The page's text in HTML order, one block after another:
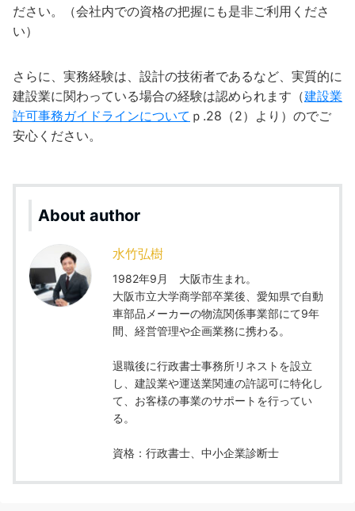
ださい。（会社内での資格の把握にも是非ご利用くださ
い）
さらに、実務経験は、設計の技術者であるなど、実質的に
建設業に関わっている場合の経験は認められます（建設業
許可事務ガイドラインについて ｐ.28（2）より）のでご
安心ください。
About author
水竹弘樹
1982年9月 大阪市生まれ。
大阪市立大学商学部卒業後、愛知県で自動
車部品メーカーの物流関係事業部にて9年
間、経営管理や企画業務に携わる。
退職後に行政書士事務所リネストを設立
し、建設業や運送業関連の許認可に特化し
て、お客様の事業のサポートを行ってい
る。
資格：行政書士、中小企業診断士